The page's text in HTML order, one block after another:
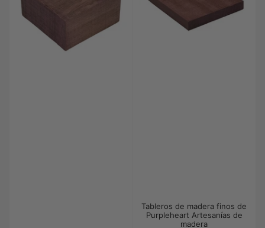
Tableros de madera finos de
Purpleheart Artesanías de
madera